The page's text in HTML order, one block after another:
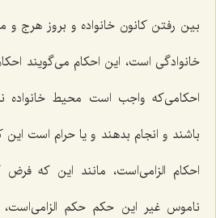
بین رفتن کانون خانواده و بروز هرج و
خانوادگی است، این احکام می‌گویند
احکامی‌که واجب است محیط خانواده
باشند و انجام بدهند و یا حرام است این
احکام الزامی‌است، مانند این که
ناموس غیر این حکم حکم